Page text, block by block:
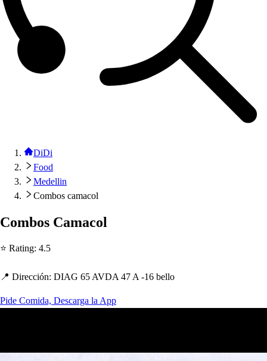
DiDi
Food
Medellin
Combos camacol
Combos Camacol
⭐ Rating: 4.5
📍 Dirección: DIAG 65 AVDA 47 A -16 bello
Pide Comida, Descarga la App